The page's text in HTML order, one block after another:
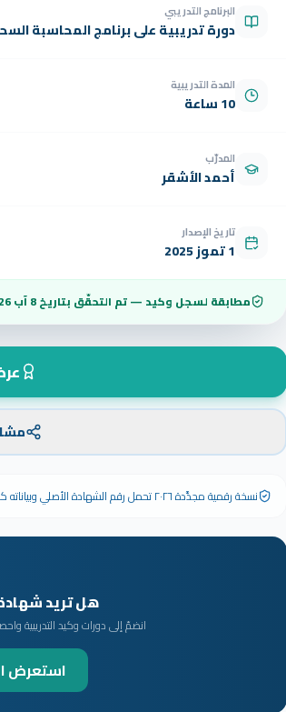
البرنامج التدريبي
دورة تدريبية على برنامج المحاسبة
المدة التدريبية
10 ساعة
المدرّب
أحمد الأشقر
تاريخ الإصدار
1 تموز 2025
مطابقة لسجل وكيد — تم التحقّق بتاريخ8 آب 2026
نسخة رقمية مجدَّدة ٢٠٢٦ تحمل رقم الشهادة الأصلي وبياناته كاملة — الشهادة الورقية الأصلية تبقى سارية المفعول.
هل تريد
انضمّ إلى دورات وكيد التدريبية
استعرض